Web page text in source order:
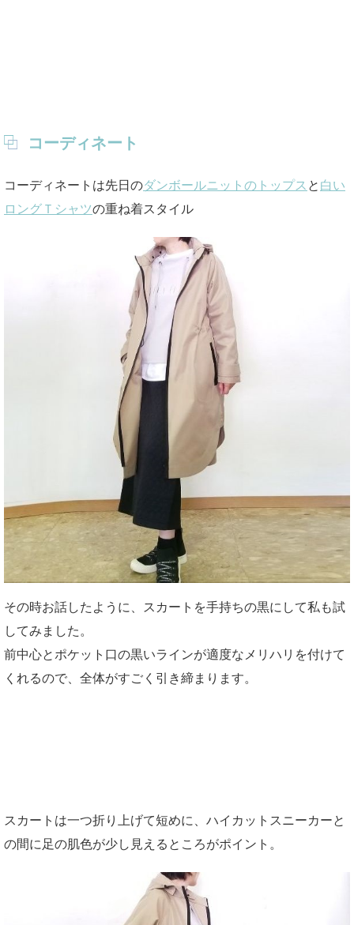
コーディネート
コーディネートは先日のダンボールニットのトップス と 白い
ロングＴシャツの重ね着スタイル
その時お話したように、スカートを手持ちの黒にして私も試
してみました。
前中心とポケット口の黒いラインが適度なメリハリを付けて
くれるので、全体がすごく引き締まります。
スカートは一つ折り上げて短めに、ハイカットスニーカーと
の間に足の肌色が少し見えるところがポイント。